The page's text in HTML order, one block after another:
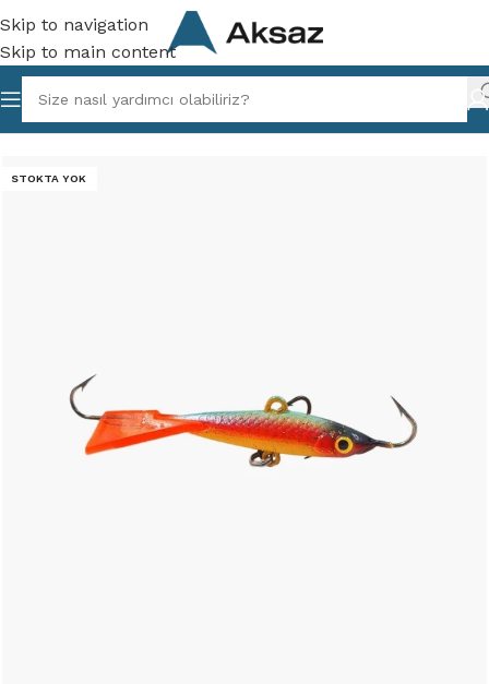
Skip to navigation
Skip to main content
/ Vibrasyon ve Maket Yemler Suni ve Maket Yemler
STOKTA YOK